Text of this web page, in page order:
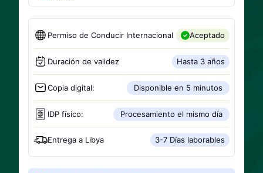
Permiso de Conducir Internacional Aceptado
Duración de validez Hasta 3 años
Copia digital: Disponible en 5 minutos
IDP físico: Procesamiento el mismo día
Entrega a Libya 3-7 Días laborables